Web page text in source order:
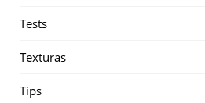
Tests
Texturas
Tips